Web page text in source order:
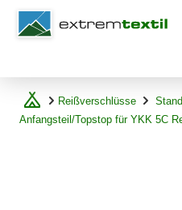
Shopware
Reißverschlüsse
Anfangsteil/Topstop für YKK 5C